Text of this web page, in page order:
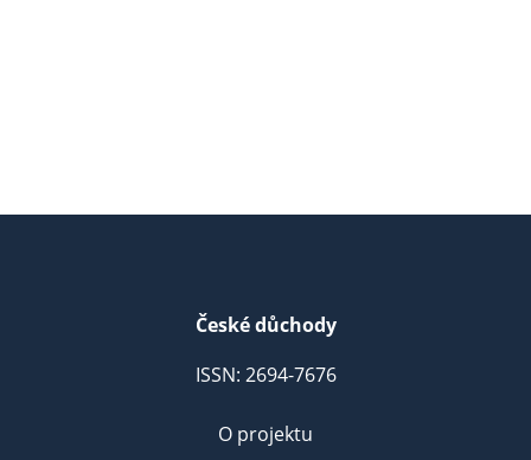
České důchody
ISSN: 2694-7676
O projektu